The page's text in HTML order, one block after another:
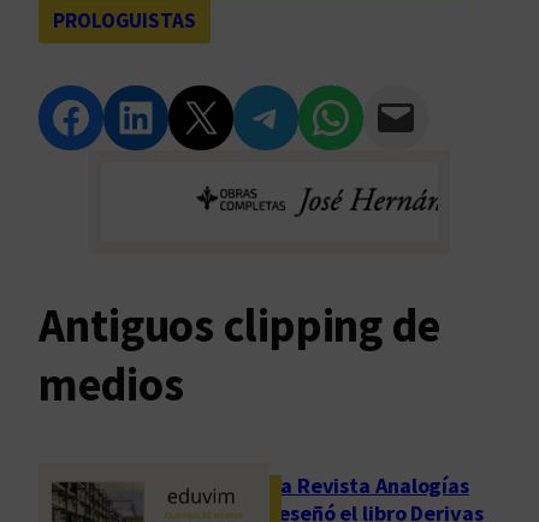
PROLOGUISTAS
Compartir en Facebook Compartir en LinkedIn Compartir en Twitter Compartir en Telegram Compartir en WhatsApp Compartir vía Email
Antiguos clipping de
medios
La Revista Analogías
reseñó el libro Derivas